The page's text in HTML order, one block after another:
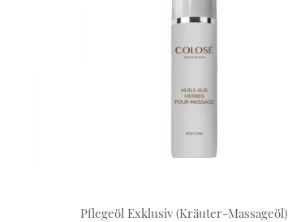
Pflegeöl Exklusiv (Kräuter-Massageöl)